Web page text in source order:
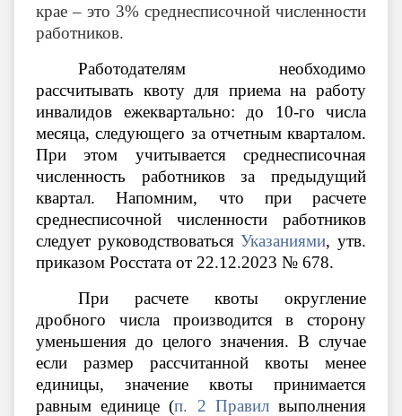
крае – это 3% среднесписочной численности
работников.
Работодателям необходимо
рассчитывать квоту для приема на работу
инвалидов ежеквартально: до 10-го числа
месяца, следующего за отчетным кварталом.
При этом учитывается среднесписочная
численность работников за предыдущий
квартал. Напомним, что при расчете
среднесписочной численности работников
следует руководствоватьсяУказаниями, утв.
приказом Росстата от 22.12.2023 № 678.
При расчете квоты округление
дробного числа производится в сторону
уменьшения до целого значения. В случае
если размер рассчитанной квоты менее
единицы, значение квоты принимается
равным единице (п. 2 Правилвыполнения